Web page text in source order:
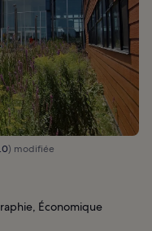
) modifiée
Économique